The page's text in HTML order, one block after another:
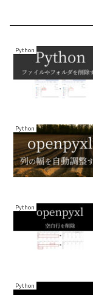
Python
Python
Python
Python